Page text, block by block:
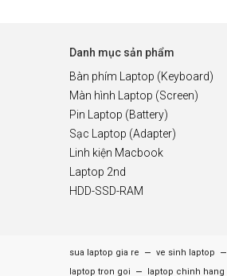
Danh mục sản phẩm
Bàn phím Laptop (Keyboard)
Màn hình Laptop (Screen)
Pin Laptop (Battery)
Sạc Laptop (Adapter)
Linh kiện Macbook
Laptop 2nd
HDD-SSD-RAM
sua laptop gia re – ve sinh laptop –
laptop tron goi
– laptop chinh hang